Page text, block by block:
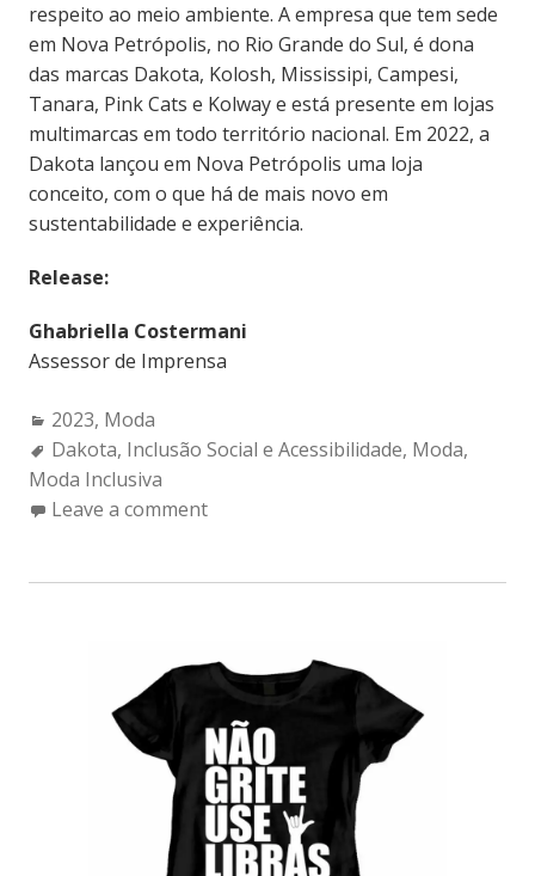
respeito ao meio ambiente. A empresa que tem sede
em Nova Petrópolis, no Rio Grande do Sul, é dona
das marcas Dakota, Kolosh, Mississipi, Campesi,
Tanara, Pink Cats e Kolway e está presente em lojas
multimarcas em todo território nacional. Em 2022, a
Dakota lançou em Nova Petrópolis uma loja
conceito, com o que há de mais novo em
sustentabilidade e experiência.
Release:
Ghabriella Costermani
Assessor de Imprensa
Categories:
2023, Moda
Tags:
Dakota, Inclusão Social e Acessibilidade, Moda,
Moda Inclusiva
Leave a comment